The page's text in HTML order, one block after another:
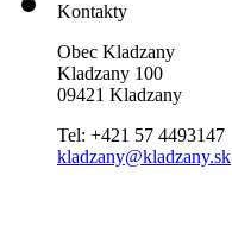
Kontakty
Obec Kladzany
Kladzany 100
09421 Kladzany
Tel: +421 57 4493147
kladzany@kladzany.sk